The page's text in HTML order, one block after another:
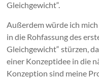
Gleichgewicht“.
Außerdem würde ich
in die Rohfassung des
Gleichgewicht“ stürzen,
einer Konzeptidee in die
Konzeption sind meine